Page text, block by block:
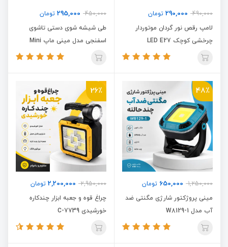
490,000
290,000 تومان
لامپ رقص نور گردان موتوردار
چرخشی کوچک LED E27
450,000
295,000 تومان
طی شیشه شوی دستی تاشوی
اسفنجی مدل مینی ماپ Mini
Mop
48٪
1,250,000
650,000 تومان
مینی پروژکتور شارژی مگنتی ضد
آب مدل W8129-1
26٪
2,950,000
2,200,000 تومان
چراغ قوه و جعبه ابزار چندکاره
خورشیدی C-7739